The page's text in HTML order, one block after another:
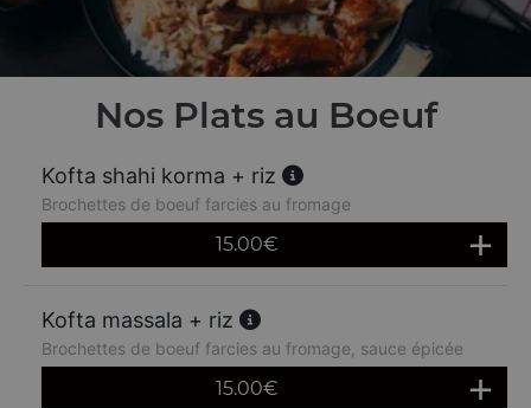
Nos Plats au Boeuf
Kofta shahi korma + riz
Brochettes de boeuf farcies au fromage
15.00€
Kofta massala + riz
Brochettes de boeuf farcies au fromage, sauce épicée
15.00€